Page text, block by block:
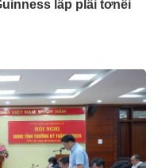
lâp plâi tơnêi